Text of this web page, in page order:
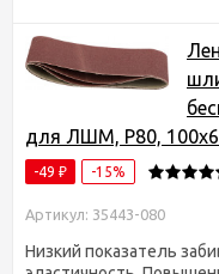
для ЛШМ, P80,
-49 ₽ -15%
Артикул: 35443-080
Низкий показатель